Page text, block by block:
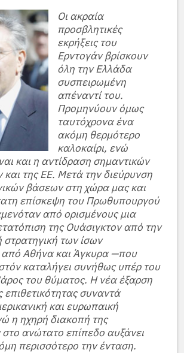
Οι ακραία
προσβλητικές
εκρήξεις του
Ερντογάν βρίσκουν
όλη την Ελλάδα
συσπειρωμένη
απέναντί του.
Προμηνύουν όμως
ταυτόχρονα ένα
ακόμη θερμότερο
καλοκαίρι, ενώ
και η αντίδραση σημαντικών
και της ΕΕ. Μετά την διεύρυνση
βάσεων στη χώρα μας και
επίσκεψη του Πρωθυπουργού
από ορισμένους μια
της Ουάσιγκτον από την
των ίσων
Αθήνα και Άγκυρα —που
καταλήγει συνήθως υπέρ του
του θύματος. Η νέα έξαρση
επιθετικότητας συναντά
και ευρωπαική
η ηχηρή διακοπή της
στο ανώτατο επίπεδο αυξάνει
περισσότερο την ένταση.